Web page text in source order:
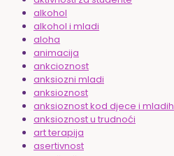
alkohol
alkohol i mladi
aloha
animacija
ankcioznost
anksiozni mladi
anksioznost
anksioznost kod djece i mladih
anksioznost u trudnoći
art terapija
asertivnost